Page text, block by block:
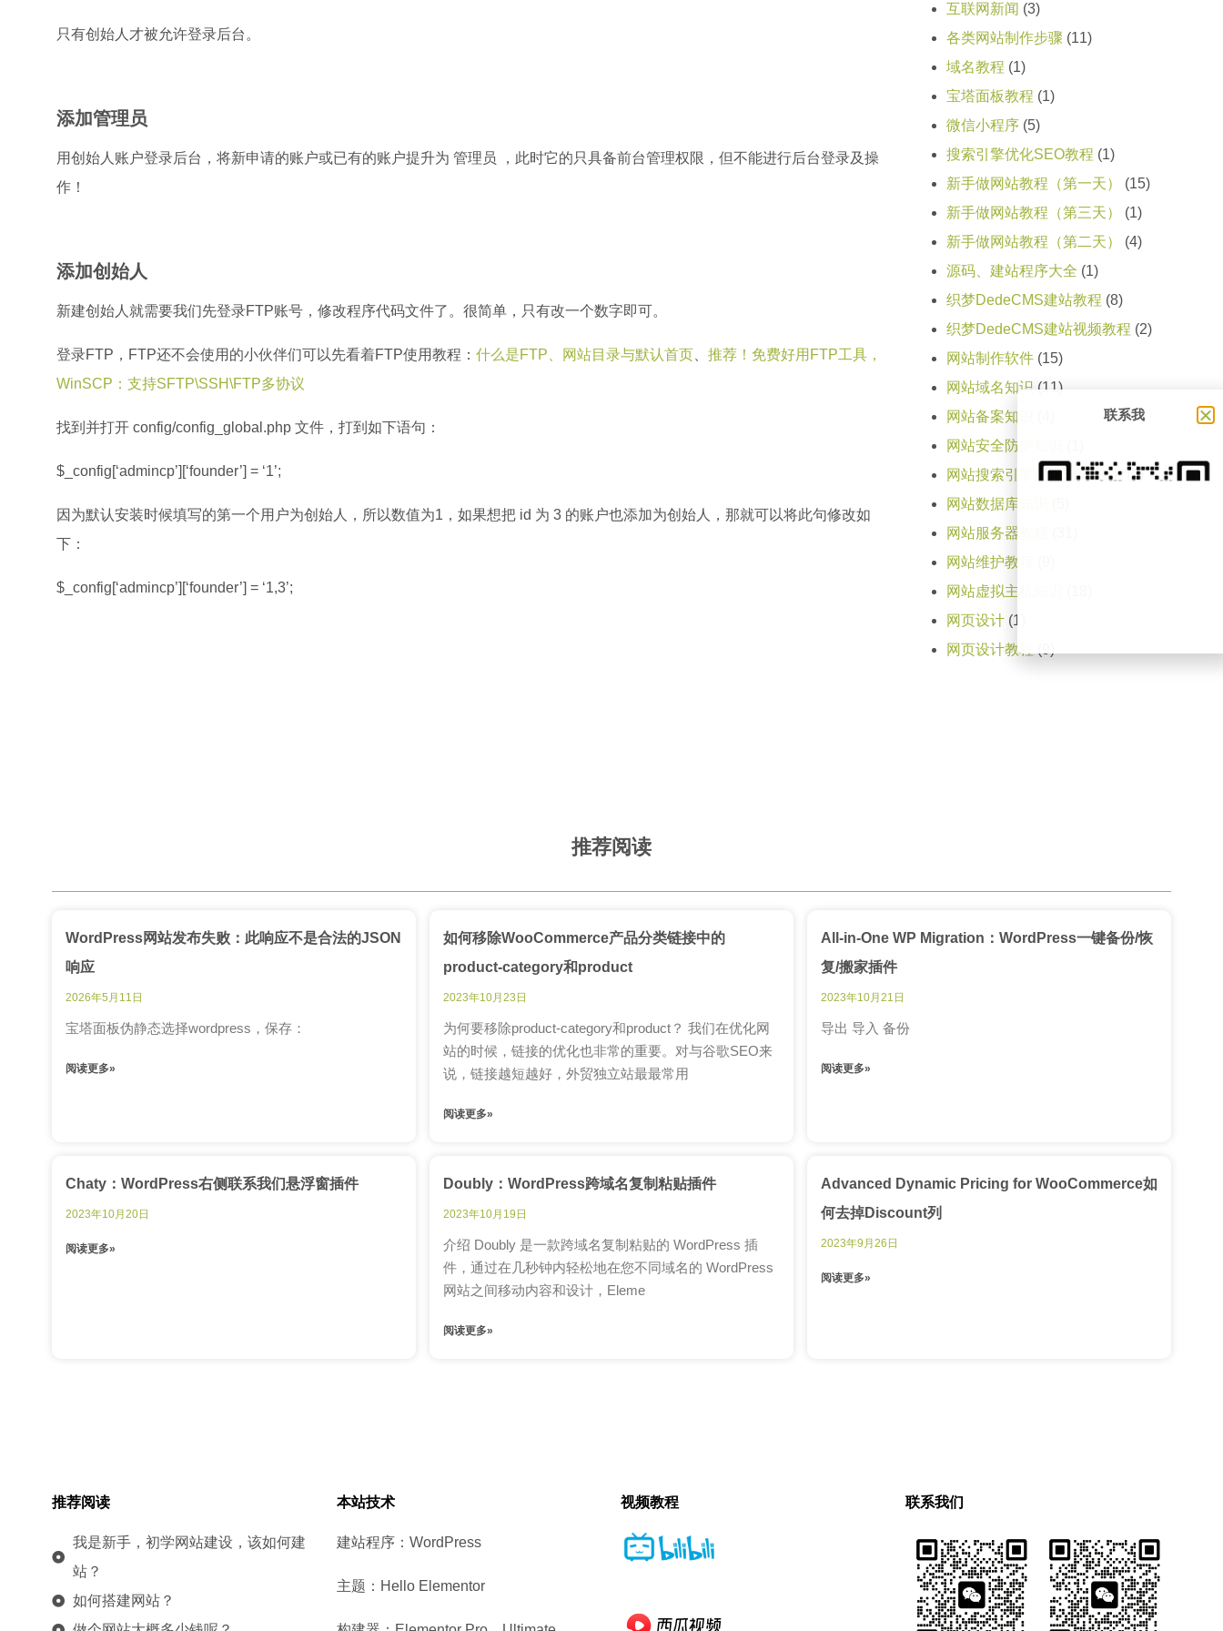
只有创始人才被允许登录后台。
添加管理员
用创始人账户登录后台，将新申请的账户或已有的账户提升为 管理员 ，此时它的只具备前台管理权限，但不能进行后台登录及操
作！
添加创始人
新建创始人就需要我们先登录FTP账号，修改程序代码文件了。很简单，只有改一个数字即可。
登录FTP，FTP还不会使用的小伙伴们可以先看着FTP使用教程： 什么是FTP、网站目录与默认首页 、 推荐！免费好用FTP工具，
WinSCP：支持SFTP\SSH\FTP多协议
找到并打开 config/config_global.php 文件，打到如下语句：
$_config[‘admincp’][‘founder’] = ‘1’;
因为默认安装时候填写的第一个用户为创始人，所以数值为1，如果想把 id 为 3 的账户也添加为创始人，那就可以将此句修改如
下：
$_config[‘admincp’][‘founder’] = ‘1,3’;
互联网新闻 (3)
各类网站制作步骤 (11)
域名教程 (1)
宝塔面板教程 (1)
微信小程序 (5)
搜索引擎优化SEO教程 (1)
新手做网站教程（第一天）
(15)
新手做网站教程（第三天）
(1)
新手做网站教程（第二天）
(4)
源码、建站程序大全 (1)
织梦DedeCMS建站教程 (8)
织梦DedeCMS建站视频教程 (2)
网站制作软件(15)
网站域名知识 (11)
网站备案知识
网站安全防护知识
网站搜索引擎优化SEO知识(2)
网站数据库知识
网站服务器教程
网站维护教程
网站虚拟主机知识
网页设计(1)
网页设计教程(9)
推荐阅读
WordPress网站发布失败：此响应不是合法的JSON
响应
2026年5月11日
宝塔面板伪静态选择wordpress，保存：
阅读更多»
如何移除WooCommerce产品分类链接中的
product-category和product
2023年10月23日
为何要移除product-category和product？ 我们在优化网
站的时候，链接的优化也非常的重要。对与谷歌SEO来
说，链接越短越好，外贸独立站最最常用
阅读更多»
All-in-One WP Migration：WordPress一键备份/恢
复/搬家插件
2023年10月21日
导出 导入 备份
阅读更多»
Chaty：WordPress右侧联系我们悬浮窗插件
2023年10月20日
阅读更多»
Doubly：WordPress跨域名复制粘贴插件
2023年10月19日
介绍 Doubly 是一款跨域名复制粘贴的 WordPress 插
件，通过在几秒钟内轻松地在您不同域名的 WordPress
网站之间移动内容和设计，Eleme
阅读更多»
Advanced Dynamic Pricing for WooCommerce如
何去掉Discount列
2023年9月26日
阅读更多»
推荐阅读
我是新手，初学网站建设，该如何建
站？
如何搭建网站？
本站技术
建站程序：WordPress
主题：Hello Elementor
视频教程 联系我们
联系我